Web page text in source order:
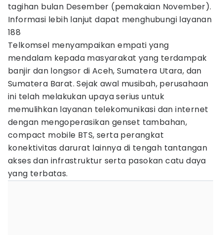
tagihan bulan Desember (pemakaian November).
Informasi lebih lanjut dapat menghubungi layanan
188
Telkomsel menyampaikan empati yang
mendalam kepada masyarakat yang terdampak
banjir dan longsor di Aceh, Sumatera Utara, dan
Sumatera Barat. Sejak awal musibah, perusahaan
ini telah melakukan upaya serius untuk
memulihkan layanan telekomunikasi dan internet
dengan mengoperasikan genset tambahan,
compact mobile BTS, serta perangkat
konektivitas darurat lainnya di tengah tantangan
akses dan infrastruktur serta pasokan catu daya
yang terbatas.